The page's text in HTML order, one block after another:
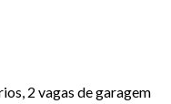
2 vagas de garagem